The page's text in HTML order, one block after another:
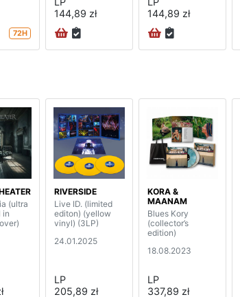
72H
144,89 zł
144,89 zł
(ultra
in
RIVERSIDE
Live ID. (limited
editon) (yellow
vinyl) (3LP)
24.01.2025
LP
205,89 zł
KORA &
MAANAM
Blues Kory
(collector’s
edition)
18.08.2023
LP
337,89 zł